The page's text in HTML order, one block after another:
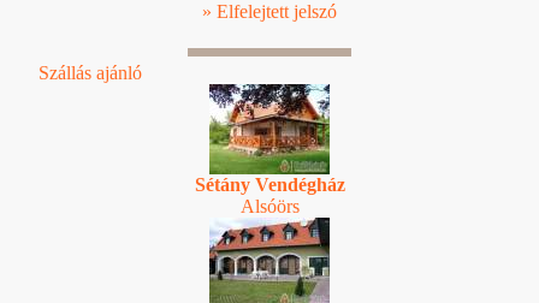
» Elfelejtett jelszó
Szállás ajánló
Sétány Vendégház
Alsóörs